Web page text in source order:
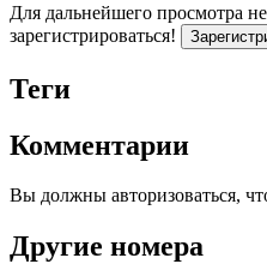
Для дальнейшего просмотра
зарегистрироваться!
Теги
Комментарии
Вы должны авторизоваться,
Другие номера